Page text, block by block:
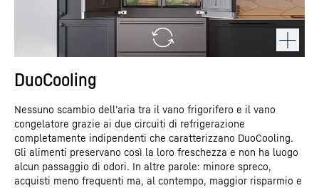
DuoCooling
Nessuno scambio dell’aria tra il vano frigorifero e il vano
congelatore grazie ai due circuiti di refrigerazione
completamente indipendenti che caratterizzano DuoCooling.
Gli alimenti preservano così la loro freschezza e non ha luogo
alcun passaggio di odori. In altre parole: minore spreco,
acquisti meno frequenti ma, al contempo, maggior risparmio e